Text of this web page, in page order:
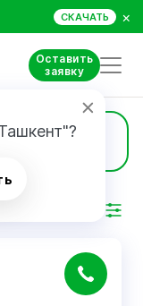
СКАЧАТЬ ×
Оставить
заявку
66